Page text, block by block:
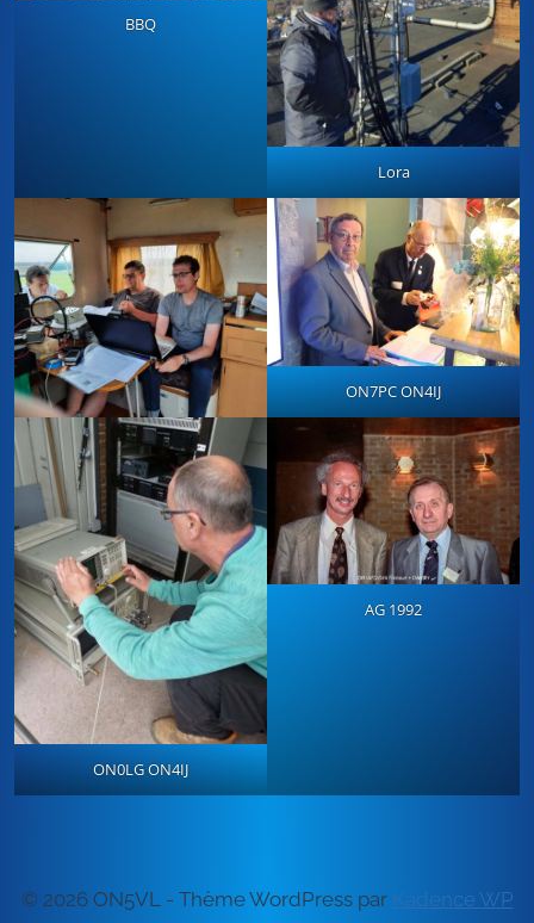
BBQ
Lora
ON7PC ON4IJ
ON0LG ON4IJ
AG 1992
© 2026 ON5VL - Thème WordPress par Kadence WP